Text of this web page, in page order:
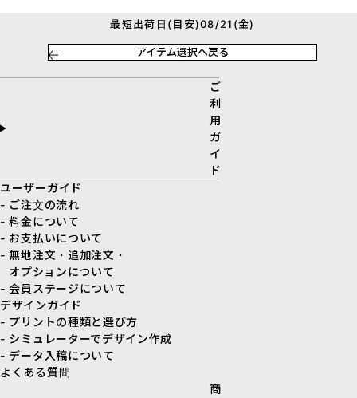
最短出荷日(目安)08/21(金)
アイテム選択へ戻る
ご
利
用
ガ
イ
ド
ユーザーガイド
- ご注文の流れ
- 料金について
- お支払いについて
- 無地注文・追加注文・
オプションについて
- 会員ステージについて
デザインガイド
- プリントの種類と選び方
- シミュレーターでデザイン作成
- データ入稿について
よくある質問
商